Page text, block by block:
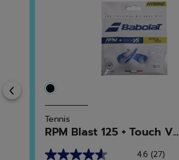
Previous
Tennis
RPM Blast 125 + Touch V...
4.6 (27)